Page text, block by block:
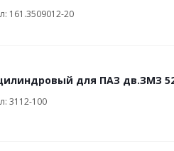
161.3509012-20
для ПАЗ дв.ЗМЗ
3112-100